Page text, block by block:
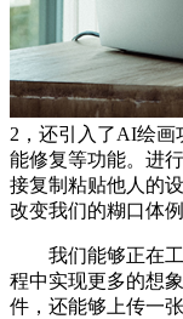
2，还引入了AI绘画
能修复等功能。进
接复制粘贴他人的
改变我们的糊口体例
我们能够正在工
程中实现更多的想
件，还能够上传一